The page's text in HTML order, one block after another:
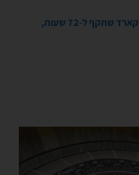
לרכישה און ליין של האומניה קארד שתקף ל-72 שעות,